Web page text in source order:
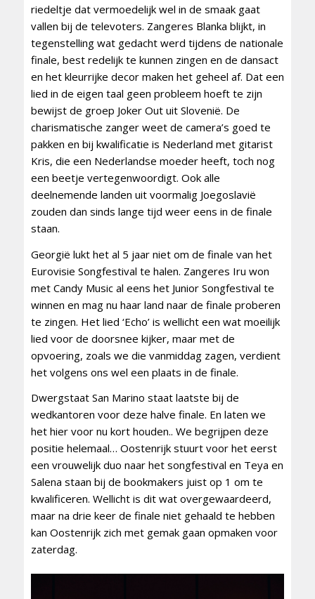
riedeltje dat vermoedelijk wel in de smaak gaat
vallen bij de televoters. Zangeres Blanka blijkt, in
tegenstelling wat gedacht werd tijdens de nationale
finale, best redelijk te kunnen zingen en de dansact
en het kleurrijke decor maken het geheel af. Dat een
lied in de eigen taal geen probleem hoeft te zijn
bewijst de groep Joker Out uit Slovenië. De
charismatische zanger weet de camera’s goed te
pakken en bij kwalificatie is Nederland met gitarist
Kris, die een Nederlandse moeder heeft, toch nog
een beetje vertegenwoordigt. Ook alle
deelnemende landen uit voormalig Joegoslavië
zouden dan sinds lange tijd weer eens in de finale
staan.
Georgië lukt het al 5 jaar niet om de finale van het
Eurovisie Songfestival te halen. Zangeres Iru won
met Candy Music al eens het Junior Songfestival te
winnen en mag nu haar land naar de finale proberen
te zingen. Het lied ‘Echo’ is wellicht een wat moeilijk
lied voor de doorsnee kijker, maar met de
opvoering, zoals we die vanmiddag zagen, verdient
het volgens ons wel een plaats in de finale.
Dwergstaat San Marino staat laatste bij de
wedkantoren voor deze halve finale. En laten we
het hier voor nu kort houden.. We begrijpen deze
positie helemaal… Oostenrijk stuurt voor het eerst
een vrouwelijk duo naar het songfestival en Teya en
Salena staan bij de bookmakers juist op 1 om te
kwalificeren. Wellicht is dit wat overgewaardeerd,
maar na drie keer de finale niet gehaald te hebben
kan Oostenrijk zich met gemak gaan opmaken voor
zaterdag.